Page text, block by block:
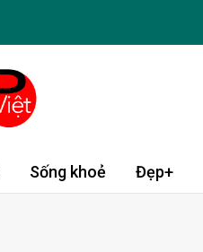
Sống khoẻ Đẹp+